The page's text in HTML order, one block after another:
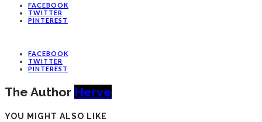
FACEBOOK
TWITTER
PINTEREST
FACEBOOK
TWITTER
PINTEREST
The Author Herve
YOU MIGHT ALSO LIKE